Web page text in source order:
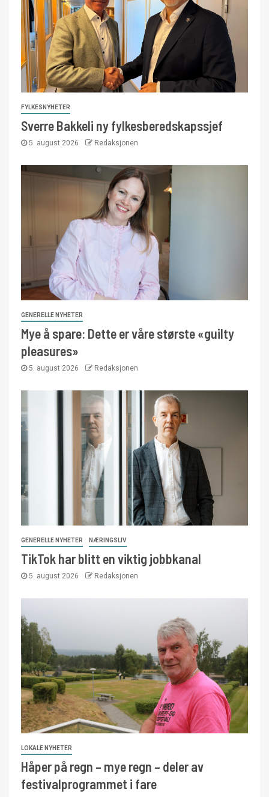
FYLKESNYHETER
Sverre Bakkeli ny fylkesberedskapssjef
5. august 2026 Redaksjonen
GENERELLE NYHETER
Mye å spare: Dette er våre største «guilty
pleasures»
5. august 2026 Redaksjonen
GENERELLE NYHETER NÆRINGSLIV
TikTok har blitt en viktig jobbkanal
5. august 2026 Redaksjonen
LOKALE NYHETER
Håper på regn – mye regn – deler av
festivalprogrammet i fare